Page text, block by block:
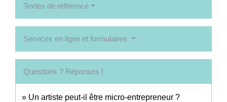
Textes de référence
Services en ligne et formulaires
Questions ? Réponses !
Un artiste peut-il être micro-entrepreneur ?